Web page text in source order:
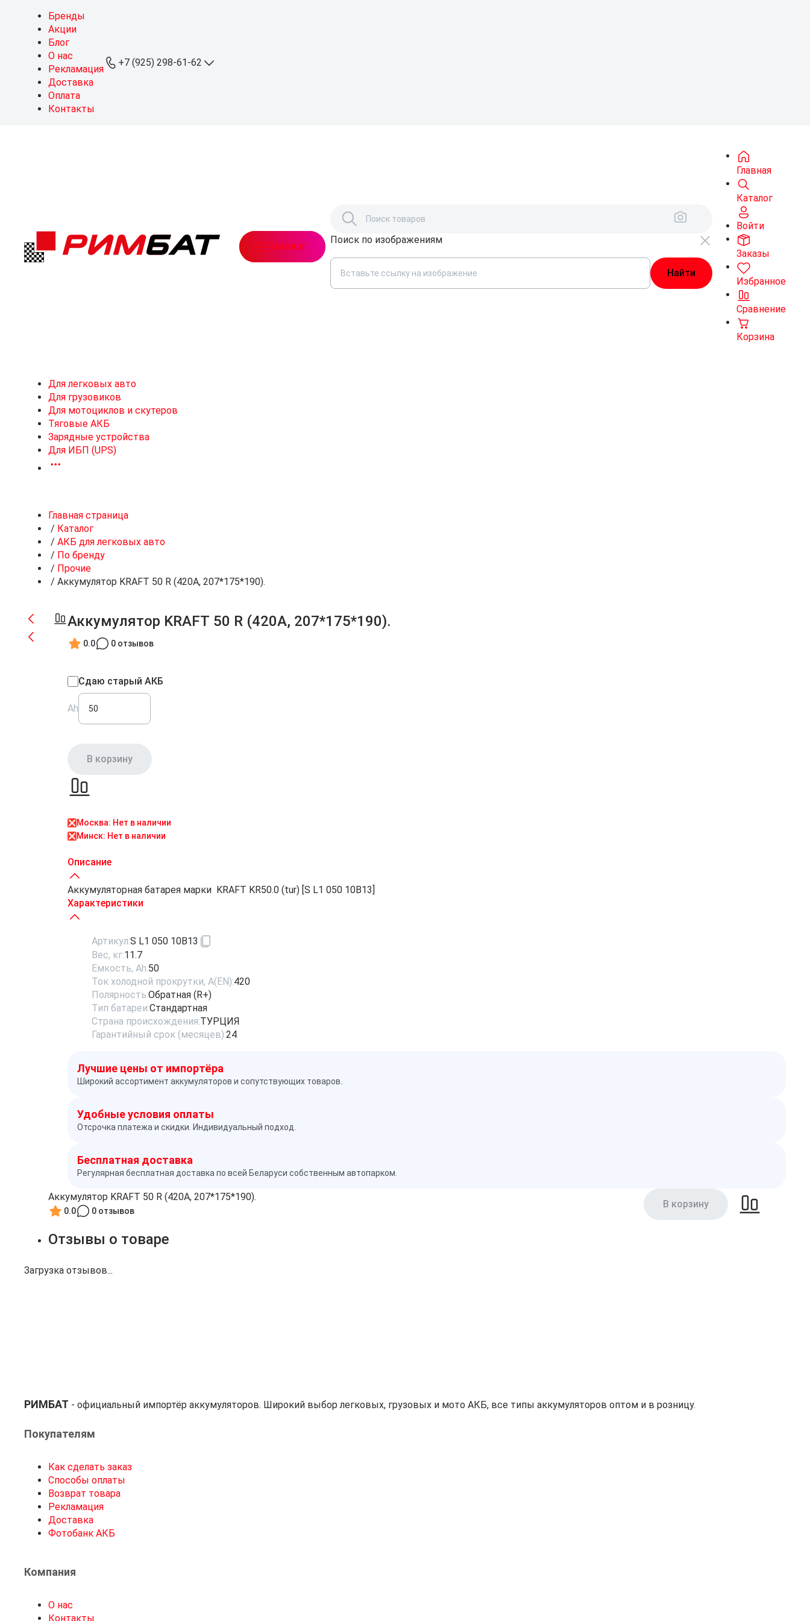
Бренды
Акции
Блог
О нас
Рекламация
Доставка
Оплата
Контакты
+7 (925) 298-61-62
Можайское ш., 165, стр. 1,Каталог
Поиск по изображениям
Главная
Каталог
Войти
Заказы
Избранное
Сравнение
Корзина
Для легковых авто
Для грузовиков
Для мотоциклов и скутеров
Тяговые АКБ
Зарядные устройства
Для ИБП (UPS)
Главная страница
/ Каталог
/ АКБ для легковых авто
/ По бренду
/ Прочие
/ Аккумулятор KRAFT 50 R (420A, 207*175*190).
Аккумулятор KRAFT 50 R (420A, 207*175*190).
0.0 0 отзывов
Сдаю старый АКБ
Ah
В корзину
Москва: Нет в наличии
Минск: Нет в наличии
Описание
Аккумуляторная батарея марки KRAFT KR50.0 (tur) [S L1 050 10B13]
Характеристики
Артикул:S L1 050 10B13
Вес, кг:11.7
Емкость, Ah:50
Ток холодной прокрутки, A(EN):420
Полярность:Обратная (R+)
Тип батареи:Стандартная
Страна происхождения:ТУРЦИЯ
Гарантийный срок (месяцев):24
Лучшие цены от импортёра
Широкий ассортимент аккумуляторов и сопутствующих товаров.
Удобные условия оплаты
Отсрочка платежа и скидки. Индивидуальный подход.
Бесплатная доставка
Регулярная бесплатная доставка по всей Беларуси собственным автопарком.
Аккумулятор KRAFT 50 R (420A, 207*175*190).
0.0 0 отзывов
В корзину
Отзывы о товаре
Загрузка отзывов...
РИМБАТ - официальный импортёр аккумуляторов. Широкий выбор легковых, грузовых и мото АКБ, все типы аккумуляторов оптом и в розницу.
Покупателям
Как сделать заказ
Способы оплаты
Возврат товара
Рекламация
Доставка
Фотобанк АКБ
Компания
О нас
Контакты